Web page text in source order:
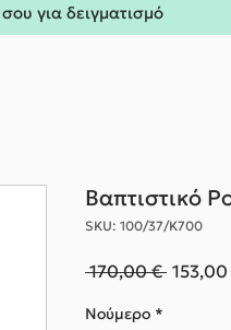
για δειγματισμό
Βαπτιστικό
SKU: 100/37/Κ700
170,00 €
Nούμερο *